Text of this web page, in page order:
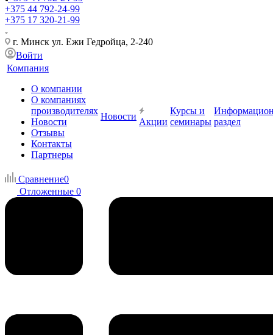
+375 44 792-24-99
+375 17 320-21-99
г. Минск ул. Ежи Гедройца, 2-240
Войти
Компания
О компании
О компаниях
производителях
Новости
Отзывы
Контакты
Партнеры
Новости
Акции
Курсы и
семинары раздел
Сравнение0
Отложенные 0